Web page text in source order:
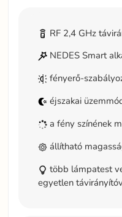
RF 2,4 GHz
NEDES Smart
fényerő-
éjszakai
a fény színének
állítható
több lámpatest
egyetlen